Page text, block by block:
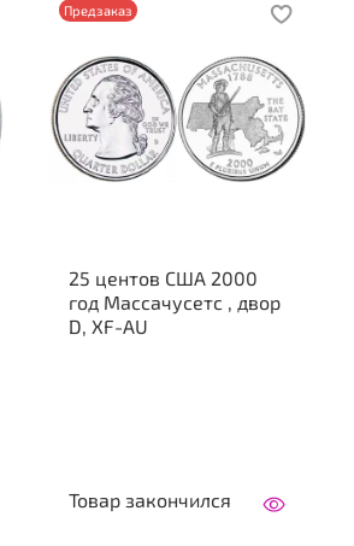
Предзаказ
25 центов США 2000
год Массачусетс , двор
D, XF-AU
Товар закончился